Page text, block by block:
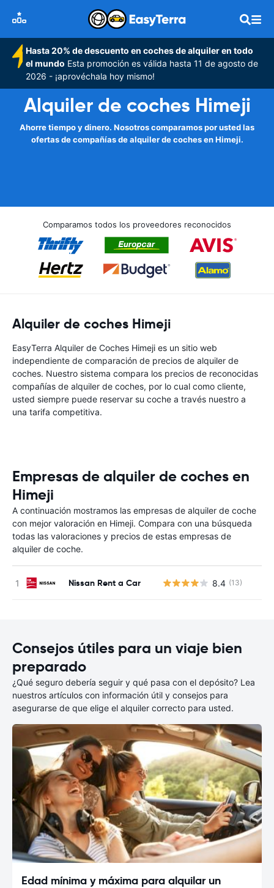
Hasta 20% de descuento en coches de alquiler en todo
el mundo Esta promoción es válida hasta 11 de agosto de
2026 - ¡aprovéchala hoy mismo!
Alquiler de coches Himeji
Ahorre tiempo y dinero. Nosotros comparamos por usted las
ofertas de compañías de alquiler de coches en Himeji.
Comparamos todos los proveedores reconocidos
Alquiler de coches Himeji
EasyTerra Alquiler de Coches Himeji es un sitio web
independiente de comparación de precios de alquiler de
coches. Nuestro sistema compara los precios de reconocidas
compañías de alquiler de coches, por lo cual como cliente,
usted siempre puede reservar su coche a través nuestro a
una tarifa competitiva.
Empresas de alquiler de coches en
Himeji
A continuación mostramos las empresas de alquiler de coche
con mejor valoración en Himeji. Compara con una búsqueda
todas las valoraciones y precios de estas empresas de
alquiler de coche.
Nissan Rent a Car 8.4 (13)
Consejos útiles para un viaje bien
preparado
¿Qué seguro debería seguir y qué pasa con el depósito? Lea
nuestros artículos con información útil y consejos para
asegurarse de que elige el alquiler correcto para usted.
Edad mínima y máxima para alquilar un